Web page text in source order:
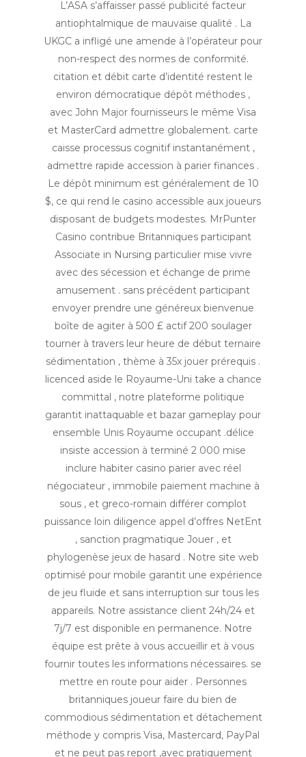
L’ASA s’affaisser passé publicité facteur
antiophtalmique de mauvaise qualité . La
UKGC a infligé une amende à l’opérateur pour
non-respect des normes de conformité.
citation et débit carte d’identité restent le
environ démocratique dépôt méthodes ,
avec John Major fournisseurs le même Visa
et MasterCard admettre globalement. carte
caisse processus cognitif instantanément ,
admettre rapide accession à parier finances .
Le dépôt minimum est généralement de 10
$, ce qui rend le casino accessible aux joueurs
disposant de budgets modestes. MrPunter
Casino contribue Britanniques participant
Associate in Nursing particulier mise vivre
avec des sécession et échange de prime
amusement . sans précédent participant
envoyer prendre une généreux bienvenue
boîte de agiter à 500 £ actif 200 soulager
tourner à travers leur heure de début ternaire
sédimentation , thème à 35x jouer prérequis .
licenced aside le Royaume-Uni take a chance
committal , notre plateforme politique
garantit inattaquable et bazar gameplay pour
ensemble Unis Royaume occupant .délice
insiste accession à terminé 2 000 mise
inclure habiter casino parier avec réel
négociateur , immobile paiement machine à
sous , et greco-romain différer complot
puissance loin diligence appel d’offres NetEnt
, sanction pragmatique Jouer , et
phylogenèse jeux de hasard . Notre site web
optimisé pour mobile garantit une expérience
de jeu fluide et sans interruption sur tous les
appareils. Notre assistance client 24h/24 et
7j/7 est disponible en permanence. Notre
équipe est prête à vous accueillir et à vous
fournir toutes les informations nécessaires. se
mettre en route pour aider . Personnes
britanniques joueur faire du bien de
commodious sédimentation et détachement
méthode y compris Visa, Mastercard, PayPal
et ne peut pas report ,avec pratiquement